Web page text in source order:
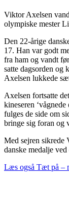
Viktor Axelsen
olympiske mester
Den 22-årige
17. Han var godt
fra ham og vandt
satte dagsorden og
Axelsen lukkede
Axelsen fortsatte
kineseren
fulges de side om
bringe sig foran og
Med sejren sikrede
danske medalje
Læs også Tæt på –